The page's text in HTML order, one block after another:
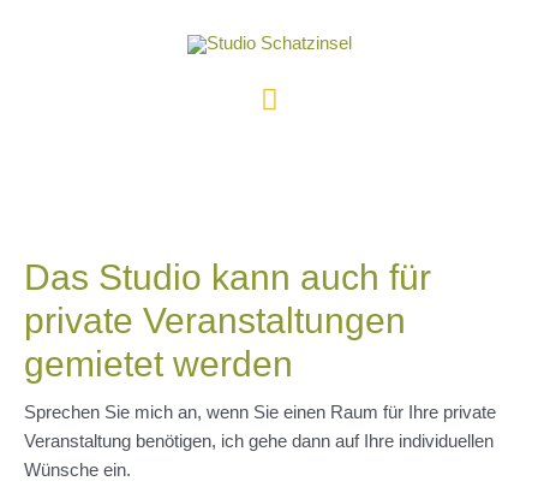
Hauptmenü
Das Studio kann auch für
private Veranstaltungen
gemietet werden
Sprechen Sie mich an, wenn Sie einen Raum für Ihre private
Veranstaltung benötigen, ich gehe dann auf Ihre individuellen
Wünsche ein.